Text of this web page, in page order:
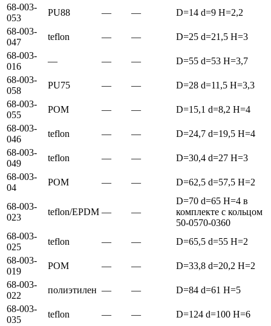
68-003-
053
PU88 — —
D=14 d=9 H=2,2
68-003-
047
teflon — —
D=25 d=21,5 H=3
68-003-
016
— — —
D=55 d=53 H=3,7
68-003-
058
PU75 — —
D=28 d=11,5 H=3,3
68-003-
055
POM — —
D=15,1 d=8,2 H=4
68-003-
046
teflon — —
D=24,7 d=19,5 H=4
68-003-
049
teflon — —
D=30,4 d=27 H=3
68-003-
04
POM — — D=62,5 d=57,5 H=2
68-003-
023
teflon/EPDM — —
D=70 d=65 H=4 в
комплекте с кольцом
50-0570-0360
68-003-
025
teflon — —
D=65,5 d=55 H=2
68-003-
019
POM — —
D=33,8 d=20,2 H=2
68-003-
022
полиэтилен — —
D=84 d=61 H=5
68-003-
035
teflon — —
D=124 d=100 H=6